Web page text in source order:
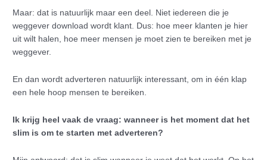
Maar: dat is natuurlijk maar een deel. Niet iedereen die je
weggever download wordt klant. Dus: hoe meer klanten je hier
uit wilt halen, hoe meer mensen je moet zien te bereiken met je
weggever.
En dan wordt adverteren natuurlijk interessant, om in één klap
een hele hoop mensen te bereiken.
Ik krijg heel vaak de vraag: wanneer is het moment dat het
slim is om te starten met adverteren?